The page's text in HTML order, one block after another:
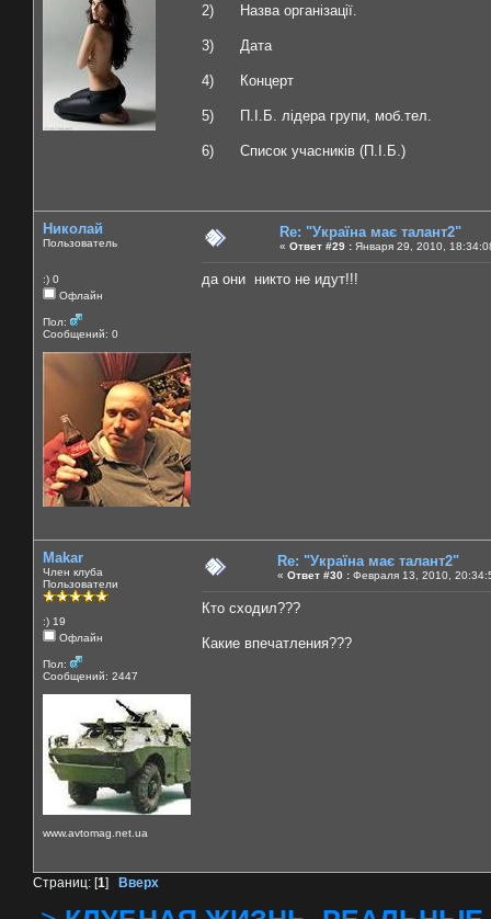
2) Назва організації.
3) Дата
4) Концерт
5) П.І.Б. лідера групи, моб.тел.
6) Список учасників (П.І.Б.)
Николай
Пользователь
:) 0
Офлайн
Пол:
Сообщений: 0
Re: "Україна має талант2"
« Ответ #29 : Января 29, 2010,
да они никто не идут!!!
Makar
Член клуба
Пользователи
:) 19
Офлайн
Пол:
Сообщений: 2447
www.avtomag.net.ua
Re: "Україна має талант2"
« Ответ #30 : Февраля 13, 2010,
Кто сходил???
Какие впечатления???
Страниц: [1] Вверх